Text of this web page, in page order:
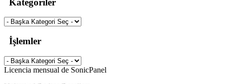
İşlemler
Licencia mensual de SonicPanel